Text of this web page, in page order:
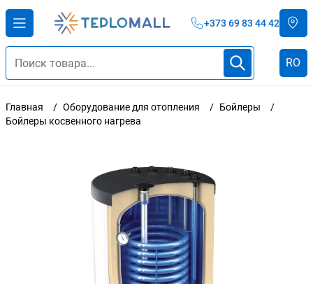
+373 69 83 44 42
RO
Главная Оборудование для отопления
Бойлеры
Бойлеры косвенного нагрева